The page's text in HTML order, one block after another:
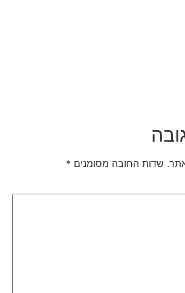
שדות החובה מסומנים*